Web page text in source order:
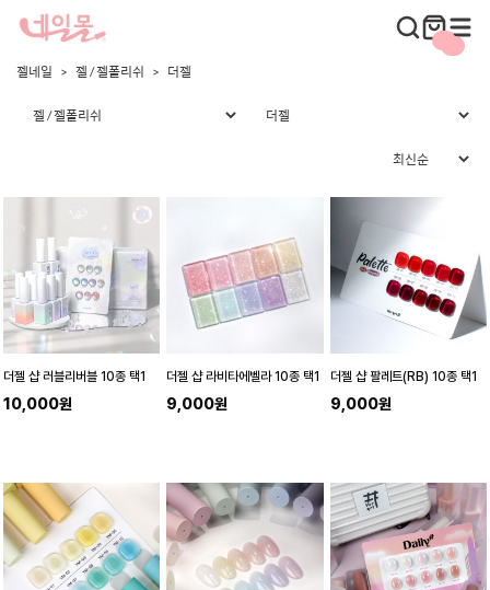
젤네일 젤 / 젤폴리쉬 더젤
더젤 샵 러블리버블 10종 택1
10,000원
더젤 샵 라비타에벨라 10종 택1
9,000원
더젤 샵 팔레트(RB) 10종 택1
9,000원